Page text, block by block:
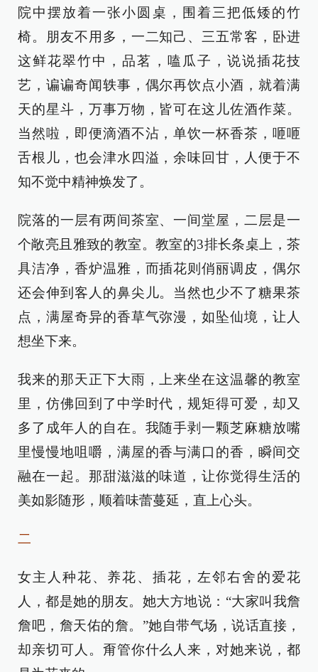
院中摆放着一张小圆桌，围着三把低矮的竹
椅。朋友不用多，一二知己、三五常客，卧进
这鲜花翠竹中，品茗，嗑瓜子，说说插花技
艺，谝谝奇闻轶事，偶尔再饮点小酒，就着满
天的星斗，万事万物，皆可在这儿佐酒作菜。
当然啦，即便滴酒不沾，单饮一杯香茶，咂咂
舌根儿，也会津水四溢，余味回甘，人便于不
知不觉中精神焕发了。
院落的一层有两间茶室、一间堂屋，二层是一
个敞亮且雅致的教室。教室的3排长条桌上，茶
具洁净，香炉温雅，而插花则俏丽调皮，偶尔
还会伸到客人的鼻尖儿。当然也少不了糖果茶
点，满屋奇异的香草气弥漫，如坠仙境，让人
想坐下来。
我来的那天正下大雨，上来坐在这温馨的教室
里，仿佛回到了中学时代，规矩得可爱，却又
多了成年人的自在。我随手剥一颗芝麻糖放嘴
里慢慢地咀嚼，满屋的香与满口的香，瞬间交
融在一起。那甜滋滋的味道，让你觉得生活的
美如影随形，顺着味蕾蔓延，直上心头。
二
女主人种花、养花、插花，左邻右舍的爱花
人，都是她的朋友。她大方地说：“大家叫我詹
詹吧，詹天佑的詹。”她自带气场，说话直接，
却亲切可人。甭管你什么人来，对她来说，都